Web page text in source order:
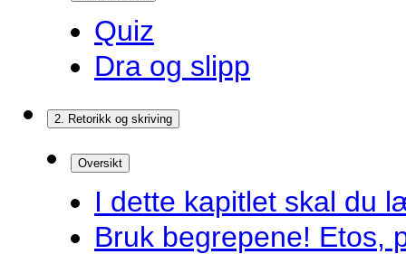
Quiz
Dra og slipp
2. Retorikk og skriving
Oversikt
I dette kapitlet skal du
Bruk begrepene! Etos,